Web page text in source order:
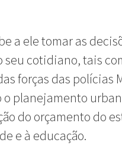
a ele tomar as
cotidiano, tais
forças das polícias
planejamento
do orçamento do
e à educação.